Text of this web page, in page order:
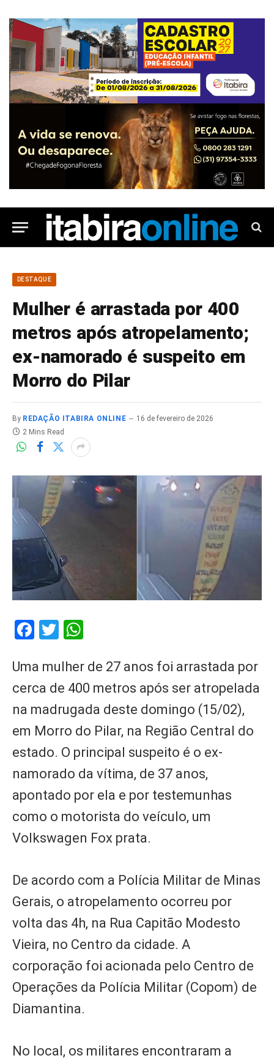
DESTAQUE
Mulher é arrastada por 400
metros após atropelamento;
ex-namorado é suspeito em
Morro do Pilar
By REDAÇÃO ITABIRA ONLINE
16 de fevereiro de 2026
2 Mins Read
Facebook
Twitter
Uma mulher de 27 anos foi arrastada por
cerca de 400 metros após ser atropelada
na madrugada deste domingo (15/02),
em Morro do Pilar, na Região Central do
estado. O principal suspeito é o ex-
namorado da vítima, de 37 anos,
apontado por ela e por testemunhas
como o motorista do veículo, um
Volkswagen Fox prata.
De acordo com a Polícia Militar de Minas
Gerais, o atropelamento ocorreu por
volta das 4h, na Rua Capitão Modesto
Vieira, no Centro da cidade. A
corporação foi acionada pelo Centro de
Operações da Polícia Militar (Copom) de
Diamantina.
No local, os militares encontraram a